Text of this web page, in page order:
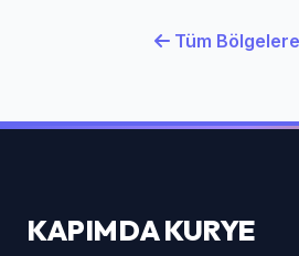
Tüm
KAPIMDA KURYE